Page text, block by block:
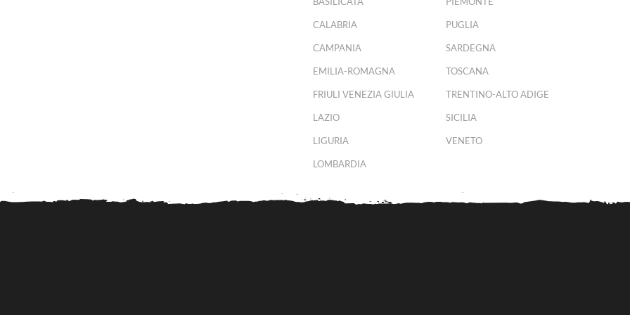
CALABRIA
CAMPANIA
EMILIA-ROMAGNA
FRIULI VENEZIA GIULIA
LAZIO
LIGURIA
LOMBARDIA
PUGLIA
SARDEGNA
TOSCANA
TRENTINO-ALTO ADIGE
SICILIA
VENETO